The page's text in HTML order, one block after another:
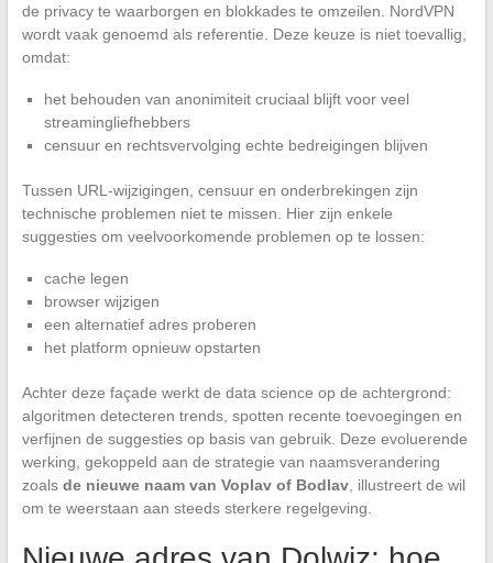
de privacy te waarborgen en blokkades te omzeilen. NordVPN
wordt vaak genoemd als referentie. Deze keuze is niet toevallig,
omdat:
het behouden van anonimiteit cruciaal blijft voor veel
streamingliefhebbers
censuur en rechtsvervolging echte bedreigingen blijven
Tussen URL-wijzigingen, censuur en onderbrekingen zijn
technische problemen niet te missen. Hier zijn enkele
suggesties om veelvoorkomende problemen op te lossen:
cache legen
browser wijzigen
een alternatief adres proberen
het platform opnieuw opstarten
Achter deze façade werkt de data science op de achtergrond:
algoritmen detecteren trends, spotten recente toevoegingen en
verfijnen de suggesties op basis van gebruik. Deze evoluerende
werking, gekoppeld aan de strategie van naamsverandering
zoals de nieuwe naam van Voplav of Bodlav, illustreert de wil
om te weerstaan aan steeds sterkere regelgeving.